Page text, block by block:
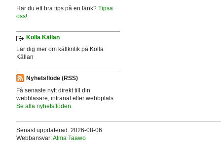
Har du ett bra tips på en länk? Tipsa
oss!
Kolla Källan
Lär dig mer om källkritik på Kolla
Källan
Nyhetsflöde (RSS)
Få senaste nytt direkt till din
webbläsare, intranät eller webbplats.
Se alla nyhetsflöden.
Senast uppdaterad: 2026-08-06
Webbansvar:Alma Taawo